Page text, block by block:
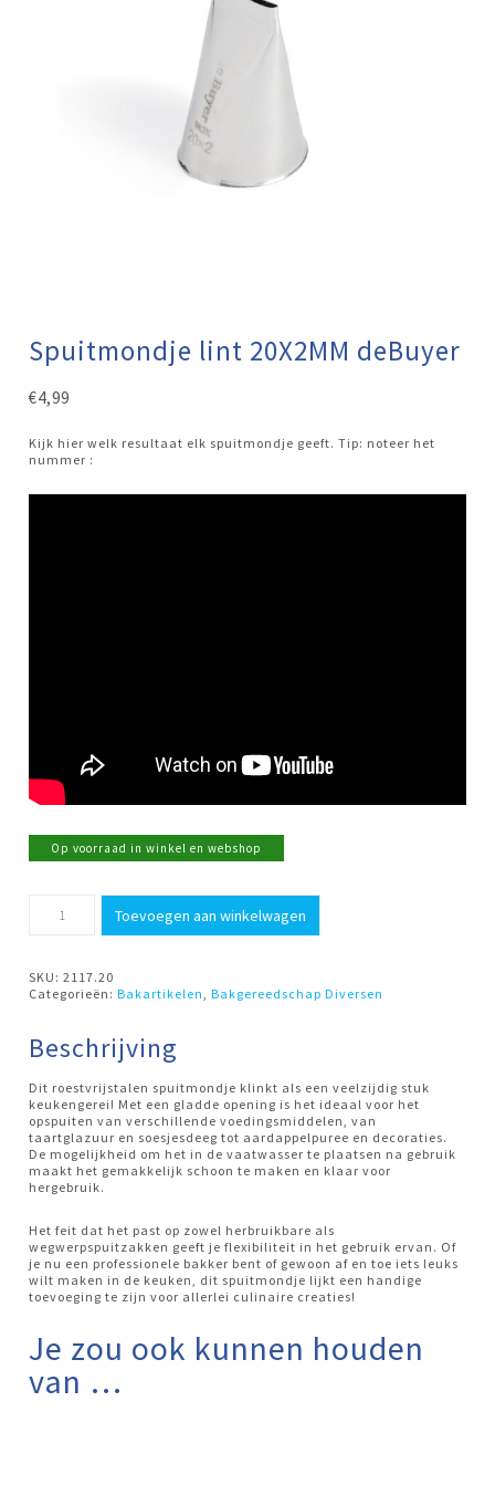
Spuitmondje lint 20X2MM deBuyer
€4,99
Kijk hier welk resultaat elk spuitmondje geeft. Tip: noteer het
nummer :
Op voorraad in winkel en webshop
Toevoegen aan winkelwagen
SKU:2117.20
Categorieën:Bakartikelen ,Bakgereedschap Diversen
Beschrijving
Dit roestvrijstalen spuitmondje klinkt als een veelzijdig stuk
keukengerei! Met een gladde opening is het ideaal voor het
opspuiten van verschillende voedingsmiddelen, van
taartglazuur en soesjesdeeg tot aardappelpuree en decoraties.
De mogelijkheid om het in de vaatwasser te plaatsen na gebruik
maakt het gemakkelijk schoon te maken en klaar voor
hergebruik.
Het feit dat het past op zowel herbruikbare als
wegwerpspuitzakken geeft je flexibiliteit in het gebruik ervan. Of
je nu een professionele bakker bent of gewoon af en toe iets leuks
wilt maken in de keuken, dit spuitmondje lijkt een handige
toevoeging te zijn voor allerlei culinaire creaties!
Je zou ook kunnen houden
van …